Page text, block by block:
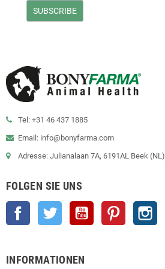
Tel: +31 46 437 1885
Email: info@bonyfarma.com
Adresse: Julianalaan 7A, 6191AL Beek (NL)
FOLGEN SIE UNS
Facebook Twitter YouTube Pinterest
INFORMATIONEN